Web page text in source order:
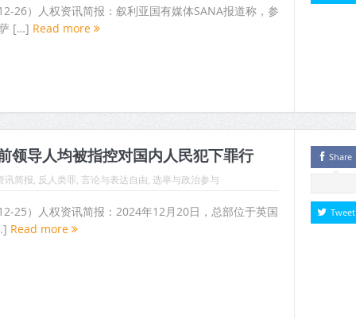
26）人权资讯简报：叙利亚国有媒体SANA报道称，参
[…] Read more
领导人均被指控对国内人民犯下罪行
讯简报 反人类罪 言论与表达自由 选举与政治参与
25）人权资讯简报：2024年12月20日，总部位于英国
Read more
Share
Tweet